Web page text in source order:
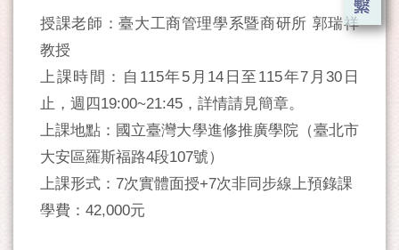
授課老師：臺大工商管理學系暨商研所 郭瑞祥
教授
上課時間：自115年5月14日至115年7月30日
止，週四19:00~21:45，詳情請見簡章。
上課地點：國立臺灣大學進修推廣學院（臺北市
大安區羅斯福路4段107號）
上課形式：7次實體面授+7次非同步線上預錄課
學費：42,000元